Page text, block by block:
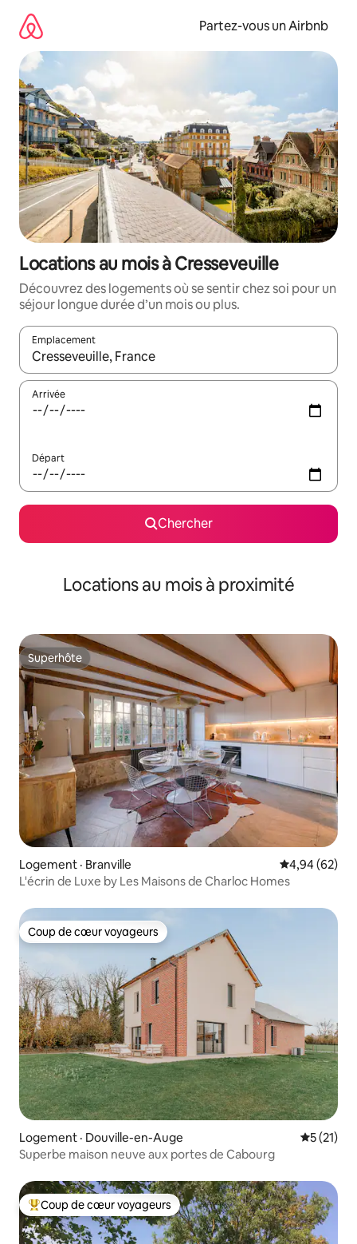
directement
contenu
Partez-vous un Airbnb
Locations au mois à Cresseveuille
Découvrez des logements où se sentir chez soi pour un
séjour longue durée d’un mois ou plus.
Emplacement
Quand les résultats sont affichés, parcourez-les en utilisant
Arrivée
Départ
Chercher
Locations au mois à proximité
Superhôte
Superhôte
Logement · Branville Note
4,94 (62)
L'écrin de Luxe by Les Maisons de Charloc Homes
Coup de cœur voyageurs
Coup de cœur voyageurs
Logement · Douville-en-Auge Note
5 (21)
Superbe maison neuve aux portes de Cabourg
Coup de cœur voyageurs parmi les plus aimés
Coup de cœur voyageurs